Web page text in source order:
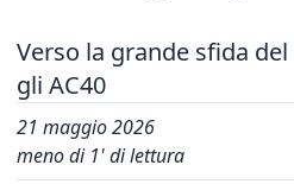
Verso la grande sfida del
gli AC40
21 maggio 2026
meno di 1' di lettura